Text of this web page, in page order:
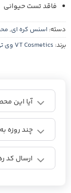
فاقد تست حیوانی
دسته: اسنس کره ای,
برند: VT Cosmetics وی تی کازمتیکس
آیا این
چند روزه
ارسال کد